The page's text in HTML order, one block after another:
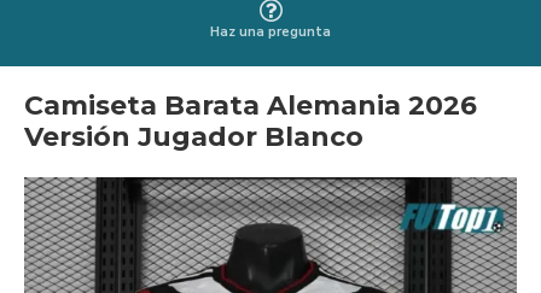
Haz una pregunta
Camiseta Barata Alemania 2026
Versión Jugador Blanco